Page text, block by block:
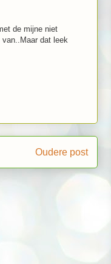
de mijne niet
dat leek
Oudere post